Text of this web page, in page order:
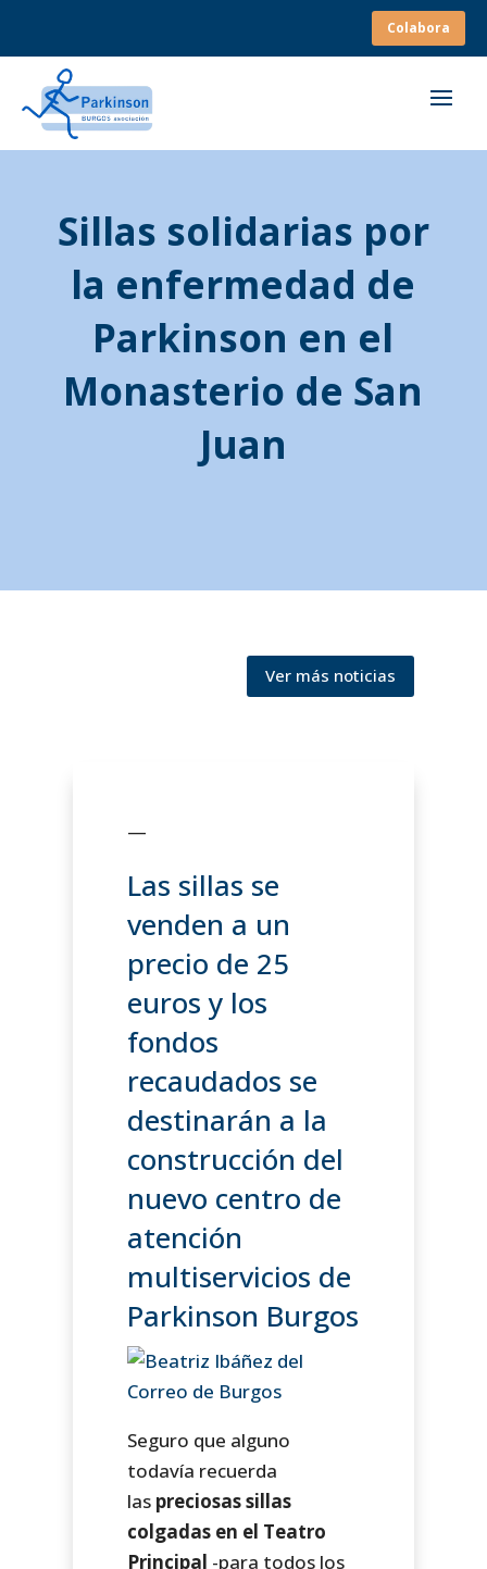
Colabora
Sillas solidarias por
la enfermedad de
Parkinson en el
Monasterio de San
Juan
Ver más noticias
—
Las sillas se
venden a un
precio de 25
euros y los
fondos
recaudados se
destinarán a la
construcción del
nuevo centro de
atención
multiservicios de
Parkinson Burgos
Seguro que alguno
todavía recuerda
las preciosas sillas
colgadas en el Teatro
Principal -para todos los